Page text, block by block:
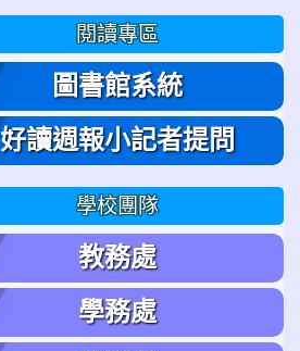
閱讀專區
圖書館系統
好讀週報小記者提問
學校團隊
教務處
學務處